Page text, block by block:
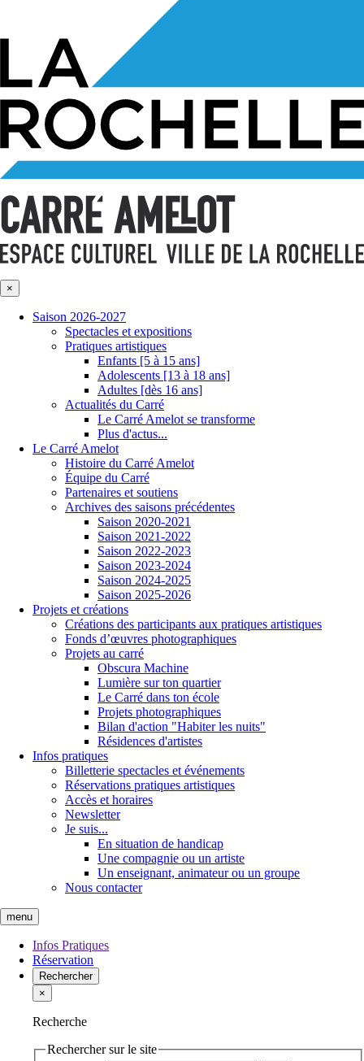
×
Saison 2026-2027
Spectacles et expositions
Pratiques artistiques
Enfants [5 à 15 ans]
Adolescents [13 à 18 ans]
Adultes [dès 16 ans]
Actualités du Carré
Le Carré Amelot se transforme
Plus d'actus...
Le Carré Amelot
Histoire du Carré Amelot
Équipe du Carré
Partenaires et soutiens
Archives des saisons précédentes
Saison 2020-2021
Saison 2021-2022
Saison 2022-2023
Saison 2023-2024
Saison 2024-2025
Saison 2025-2026
Projets et créations
Créations des participants aux pratiques artistiques
Fonds d’œuvres photographiques
Projets au carré
Obscura Machine
Lumière sur ton quartier
Le Carré dans ton école
Projets photographiques
Bilan d'action "Habiter les nuits"
Résidences d'artistes
Infos pratiques
Billetterie spectacles et événements
Réservations pratiques artistiques
Accès et horaires
Newsletter
Je suis...
En situation de handicap
Une compagnie ou un artiste
Un enseignant, animateur ou un groupe
Nous contacter
menu
Infos Pratiques
Réservation
Rechercher
×
Recherche
Rechercher sur le site